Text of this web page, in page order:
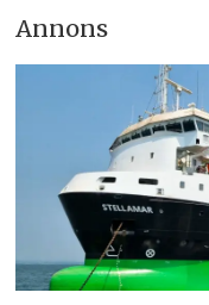
Annons